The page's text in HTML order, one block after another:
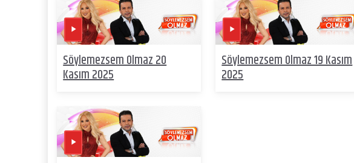
Söylemezsem Olmaz 20
Kasım 2025
Söylemezsem Olmaz 19 Kasım
2025